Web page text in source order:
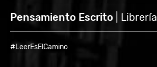
Pensamiento Escrito | Librería
#LeerEsElCamino